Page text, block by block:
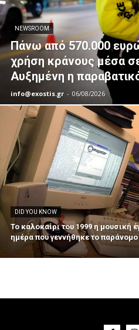
NEWSROOM
Πάνω από 570.000
χρήση κράνους μέσα
Αυξημένη η
info@exostis.gr - 06/08/2026
DID YOU KNOW
Το καλοκαίρι του 1999 η μουσική
ημέρα που γεννήθηκε το